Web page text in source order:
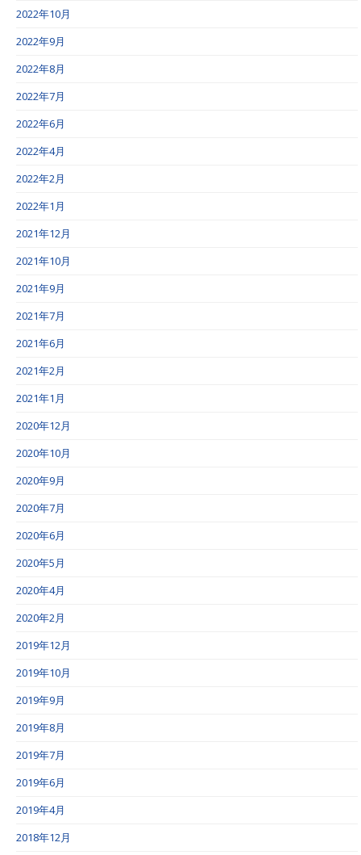
2022年10月
2022年9月
2022年8月
2022年7月
2022年6月
2022年4月
2022年2月
2022年1月
2021年12月
2021年10月
2021年9月
2021年7月
2021年6月
2021年2月
2021年1月
2020年12月
2020年10月
2020年9月
2020年7月
2020年6月
2020年5月
2020年4月
2020年2月
2019年12月
2019年10月
2019年9月
2019年8月
2019年7月
2019年6月
2019年4月
2018年12月